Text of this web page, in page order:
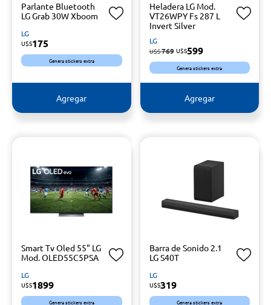
Parlante Bluetooth
LG Grab 30W Xboom
LG
U$S175
Genera stickers extra
Agregar
Heladera LG Mod.
VT26WPY Fs 287 L
Invert Silver
LG
U$S769 U$S599
Genera stickers extra
Agregar
Smart Tv Oled 55" LG
Mod. OLED55C5PSA
LG
U$S1899
Genera stickers extra
Barra de Sonido 2.1
LG S40T
LG
U$S319
Genera stickers extra